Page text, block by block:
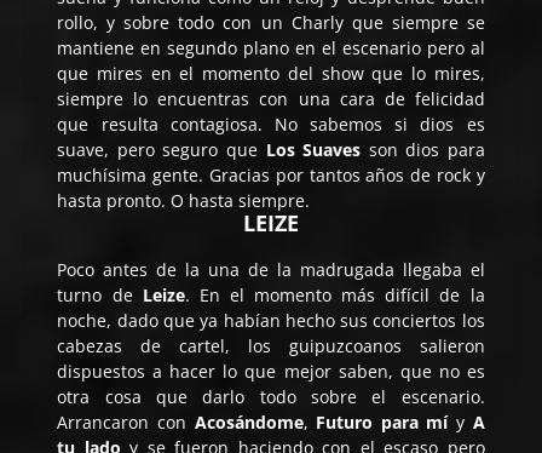
rollo, y sobre todo con un Charly que siempre se
mantiene en segundo plano en el escenario pero al
que mires en el momento del show que lo mires,
siempre lo encuentras con una cara de felicidad
que resulta contagiosa. No sabemos si dios es
suave, pero seguro que Los Suaves son dios para
muchísima gente. Gracias por tantos años de rock y
hasta pronto. O hasta siempre.
LEIZE
Poco antes de la una de la madrugada llegaba el
turno de Leize. En el momento más difícil de la
noche, dado que ya habían hecho sus conciertos los
cabezas de cartel, los guipuzcoanos salieron
dispuestos a hacer lo que mejor saben, que no es
otra cosa que darlo todo sobre el escenario.
Arrancaron con Acosándome, Futuro para míy A
tu lado y se fueron haciendo con el escaso pero